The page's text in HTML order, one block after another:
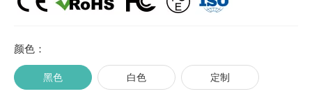
颜色：
黑色 白色 定制